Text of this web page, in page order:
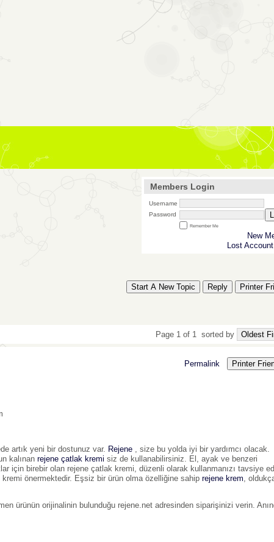
Members Login
Username
Password
Remember Me
New
Lost
Start A New Topic Reply Printer
Page 1 of 1 sorted by
Permalink
Printer
artık yeni bir dostunuz var. Rejene , size bu yolda iyi bir yardımcı olacak.
kalınan rejene çatlak kremi siz de kullanabilirsiniz. El, ayak ve benzeri
için birebir olan rejene çatlak kremi, düzenli olarak kullanmanızı tavsiye
önermektedir. Eşsiz bir ürün olma özelliğine sahip rejene krem ,
ürünün orijinalinin bulunduğu rejene.net adresinden siparişinizi verin.